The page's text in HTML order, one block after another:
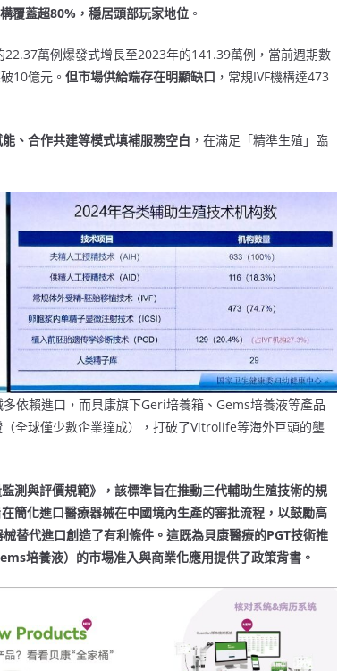
覆蓋超80% ，穩居頭部玩家地位 。
萬例爆發式增長至2023年的141.39萬例，當前週期數
10億元。 但市場供給端存在明顯缺口 ，常規IVF機構達473
、合作共建等模式填補服務空白 ，在滿足「精準生殖」臨
多依賴進口，而貝康旗下Geri培養箱、Gems培養液等產品
全球僅少數企業達成），打破了Vitrolife等海外巨頭的壟
測與評價規範》，該標準旨在推動三代輔助生殖技術的規
簡化進口醫療器械在中國境內生產的審批流程，以鼓勵高
替代進口創造了有利條件。這既為貝康醫療的PGT技術推
培養液）的市場准入與商業化應用提供了政策背書。